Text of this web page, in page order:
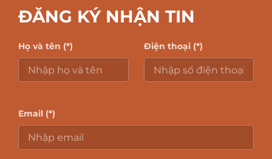
ĐĂNG KÝ NHẬN TIN
Họ và tên (*) Điện thoại (*)
Email (*)